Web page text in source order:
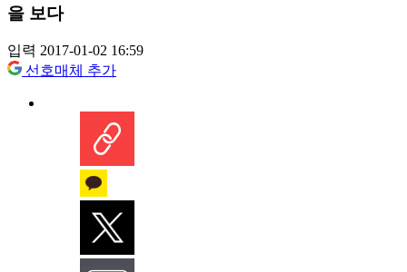
을 보다
입력 2017-01-02 16:59
선호매체 추가